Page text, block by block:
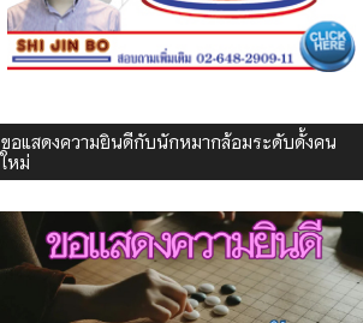
ขอแสดงความยินดีกับนักหมากล้อมระดับดั้งคน
ใหม่